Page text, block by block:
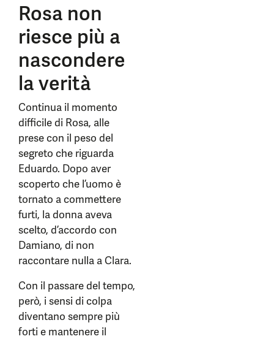
Rosa non
riesce più a
nascondere
la verità
Continua il momento
difficile di Rosa, alle
prese con il peso del
segreto che riguarda
Eduardo. Dopo aver
scoperto che l’uomo è
tornato a commettere
furti, la donna aveva
scelto, d’accordo con
Damiano, di non
raccontare nulla a Clara.
Con il passare del tempo,
però, i sensi di colpa
diventano sempre più
forti e mantenere il